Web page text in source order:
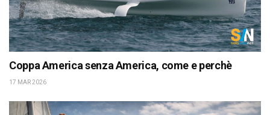
Coppa America senza America, come e perchè
17 MAR 2026